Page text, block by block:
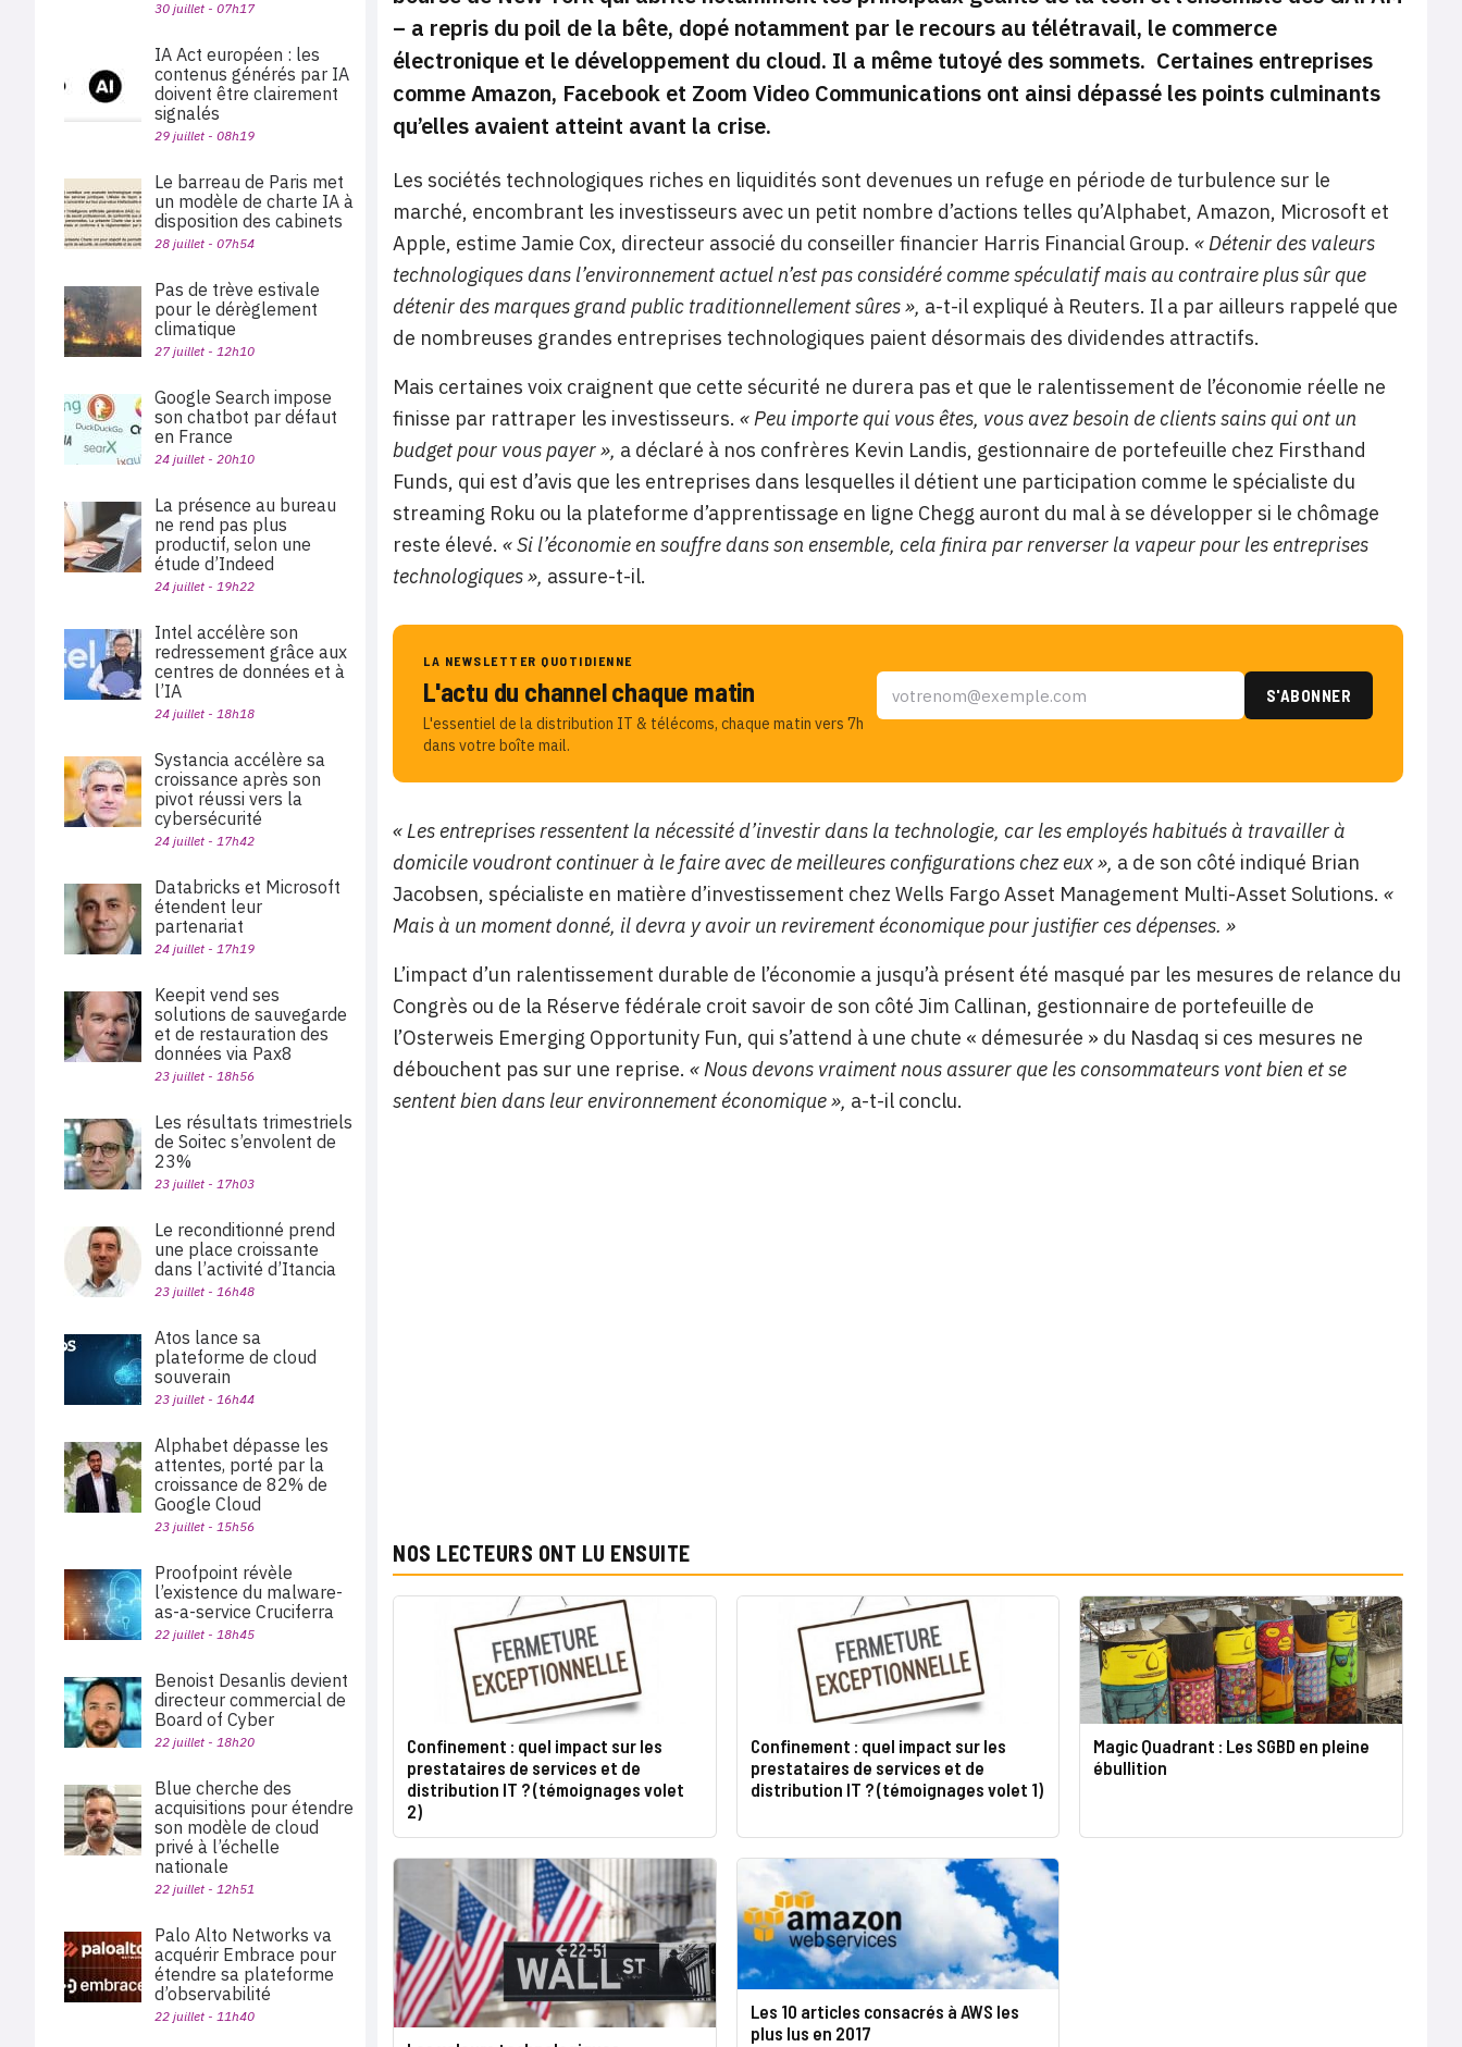
– a repris du poil de la bête, dopé notamment par le recours au télétravail, le commerce
électronique et le développement du cloud. Il a même tutoyé des sommets. Certaines entreprises
comme Amazon, Facebook et Zoom Video Communications ont ainsi dépassé les points culminants
qu’elles avaient atteint avant la crise.
Les sociétés technologiques riches en liquidités sont devenues un refuge en période de turbulence sur le
marché, encombrant les investisseurs avec un petit nombre d’actions telles qu’Alphabet, Amazon, Microsoft et
Apple, estime Jamie Cox, directeur associé du conseiller financier Harris Financial Group. « Détenir des valeurs
technologiques dans l’environnement actuel n’est pas considéré comme spéculatif mais au contraire plus sûr que
détenir des marques grand public traditionnellement sûres », a-t-il expliqué à Reuters. Il a par ailleurs rappelé que
de nombreuses grandes entreprises technologiques paient désormais des dividendes attractifs.
Mais certaines voix craignent que cette sécurité ne durera pas et que le ralentissement de l’économie réelle ne
finisse par rattraper les investisseurs. « Peu importe qui vous êtes, vous avez besoin de clients sains qui ont un
budget pour vous payer », a déclaré à nos confrères Kevin Landis, gestionnaire de portefeuille chez Firsthand
Funds, qui est d’avis que les entreprises dans lesquelles il détient une participation comme le spécialiste du
streaming Roku ou la plateforme d’apprentissage en ligne Chegg auront du mal à se développer si le chômage
reste élevé. « Si l’économie en souffre dans son ensemble, cela finira par renverser la vapeur pour les entreprises
technologiques », assure-t-il.
LA NEWSLETTER QUOTIDIENNE
L'actu du channel chaque matin
L'essentiel de la distribution IT & télécoms, chaque matin vers 7h
dans votre boîte mail.
« Les entreprises ressentent la nécessité d’investir dans la technologie, car les employés habitués à travailler à
domicile voudront continuer à le faire avec de meilleures configurations chez eux », a de son côté indiqué Brian
Jacobsen, spécialiste en matière d’investissement chez Wells Fargo Asset Management Multi-Asset Solutions. «
Mais à un moment donné, il devra y avoir un revirement économique pour justifier ces dépenses. »
L’impact d’un ralentissement durable de l’économie a jusqu’à présent été masqué par les mesures de relance du
Congrès ou de la Réserve fédérale croit savoir de son côté Jim Callinan, gestionnaire de portefeuille de
l’Osterweis Emerging Opportunity Fun, qui s’attend à une chute « démesurée » du Nasdaq si ces mesures ne
débouchent pas sur une reprise. « Nous devons vraiment nous assurer que les consommateurs vont bien et se
sentent bien dans leur environnement économique », a-t-il conclu.
NOS LECTEURS ONT LU ENSUITE
Confinement : quel impact sur les
prestataires de services et de
distribution IT ? (témoignages volet
2)
Confinement : quel impact sur les
prestataires de services et de
distribution IT ? (témoignages volet 1)
Magic Quadrant : Les SGBD en pleine
ébullition
Les 10 articles consacrés à AWS les
plus lus en 2017
30 juillet - 07h17
IA Act européen : les
contenus générés par IA
doivent être clairement
signalés
29 juillet - 08h19
Le barreau de Paris met
un modèle de charte IA à
disposition des cabinets
28 juillet - 07h54
Pas de trève estivale
pour le dérèglement
climatique
27 juillet - 12h10
Google Search impose
son chatbot par défaut
en France
24 juillet - 20h10
La présence au bureau
ne rend pas plus
productif, selon une
étude d’Indeed
24 juillet - 19h22
Intel accélère son
redressement grâce aux
centres de données et à
l’IA
24 juillet - 18h18
Systancia accélère sa
croissance après son
pivot réussi vers la
cybersécurité
24 juillet - 17h42
Databricks et Microsoft
étendent leur
partenariat
24 juillet - 17h19
Keepit vend ses
solutions de sauvegarde
et de restauration des
données via Pax8
23 juillet - 18h56
Les résultats trimestriels
de Soitec s’envolent de
23%
23 juillet - 17h03
Le reconditionné prend
une place croissante
dans l’activité d’Itancia
23 juillet - 16h48
Atos lance sa
plateforme de cloud
souverain
23 juillet - 16h44
Alphabet dépasse les
attentes, porté par la
croissance de 82% de
Google Cloud
23 juillet - 15h56
Proofpoint révèle
l’existence du malware-
as-a-service Cruciferra
22 juillet - 18h45
Benoist Desanlis devient
directeur commercial de
Board of Cyber
22 juillet - 18h20
Blue cherche des
acquisitions pour étendre
son modèle de cloud
privé à l’échelle
nationale
22 juillet - 12h51
Palo Alto Networks va
acquérir Embrace pour
étendre sa plateforme
d’observabilité
22 juillet - 11h40